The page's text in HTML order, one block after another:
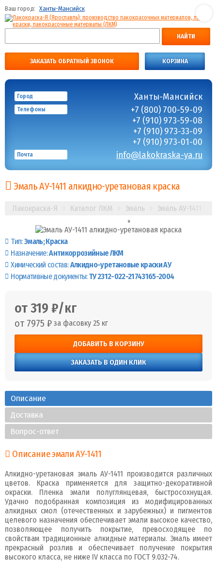
Ваш город: Ханты-Мансийск
НАЙТИ
ЗАКАЗАТЬ ОБРАТНЫЙ ЗВОНОК КОРЗИНА
Город Ханты-Мансийск
Телефоны
+7 (800) 700-59-09
+7 (910) 973-59-08
+7 (910) 973-33-09
+7 (910) 973-01-00
Почта info@lakokraska-ya.ru
Эмаль АУ-1411 алкидно-уретановая краска
Лакокраска-Я Каталог ЛКМ Эмаль Эмаль АУ-1411
Тип:Эмаль Краска
Назначение:Антикоррозийные ЛКМ
Химический состав:Алкидно-уретановые краски АУ
Нормативные документы:ТУ 2312-022-21743165-2004
от 319 ₽/кг
от 7975 ₽ за фасовку 25 кг
ДОБАВИТЬ В КОРЗИНУ
ЗАКАЗАТЬ В ОДИН КЛИК
Описание
Доставка
Вопрос-ответ
Описание эмали АУ-1411
Алкидно-уретановая эмаль АУ-1411 производится различных
цветов. Краска применяется для защитно-декоративной
окраски. Пленка эмали полуглянцевая, быстросохнущая.
Удачно подобранная композиция из модифицированных
алкидных смол (отечественных и зарубежных) и пигментов
целевого назначения обеспечивает эмали высокое качество,
позволяющее получить покрытие, превосходящее по
свойствам традиционные алкидные материалы. Эмаль имеет
прекрасный розлив и обеспечивает получение покрытия
высокого класса, не ниже IV класса по ГОСТ 9.032-74.